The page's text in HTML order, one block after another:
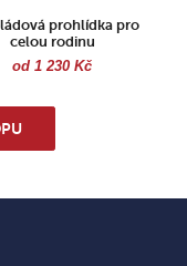
prohlídka pro
celou rodinu
od 1 230 Kč